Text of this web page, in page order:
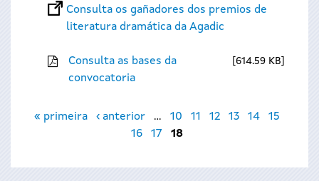
Consulta os gañadores dos premios de
literatura dramática da Agadic
Consulta as bases da
convocatoria
614.59 KB
Páxinas
« primeira ‹ anterior … 10 11 12 13 14
15
16
17 18